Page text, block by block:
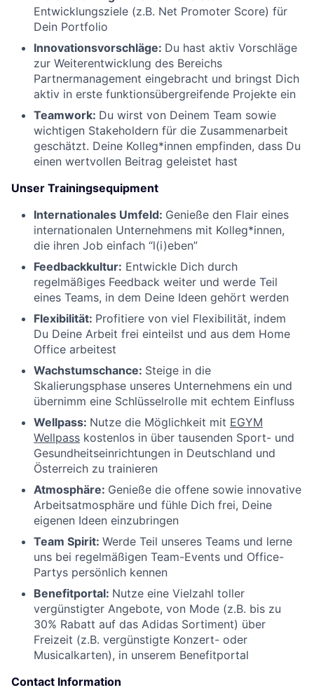
Entwicklungsziele (z.B. Net Promoter Score) für
Dein Portfolio
Innovationsvorschläge: Du hast aktiv Vorschläge
zur Weiterentwicklung des Bereichs
Partnermanagement eingebracht und bringst Dich
aktiv in erste funktionsübergreifende Projekte ein
Teamwork: Du wirst von Deinem Team sowie
wichtigen Stakeholdern für die Zusammenarbeit
geschätzt. Deine Kolleg*innen empfinden, dass Du
einen wertvollen Beitrag geleistet hast
Unser Trainingsequipment
Internationales Umfeld: Genieße den Flair eines
internationalen Unternehmens mit Kolleg*innen,
die ihren Job einfach “l(i)eben”
Feedbackkultur: Entwickle Dich durch
regelmäßiges Feedback weiter und werde Teil
eines Teams, in dem Deine Ideen gehört werden
Flexibilität: Profitiere von viel Flexibilität, indem
Du Deine Arbeit frei einteilst und aus dem Home
Office arbeitest
Wachstumschance: Steige in die
Skalierungsphase unseres Unternehmens ein und
übernimm eine Schlüsselrolle mit echtem Einfluss
Wellpass: Nutze die Möglichkeit mit EGYM
Wellpass kostenlos in über tausenden Sport- und
Gesundheitseinrichtungen in Deutschland und
Österreich zu trainieren
Atmosphäre: Genieße die offene sowie innovative
Arbeitsatmosphäre und fühle Dich frei, Deine
eigenen Ideen einzubringen
Team Spirit: Werde Teil unseres Teams und lerne
uns bei regelmäßigen Team-Events und Office-
Partys persönlich kennen
Benefitportal: Nutze eine Vielzahl toller
vergünstigter Angebote, von Mode (z.B. bis zu
30% Rabatt auf das Adidas Sortiment) über
Freizeit (z.B. vergünstigte Konzert- oder
Musicalkarten), in unserem Benefitportal
Contact Information